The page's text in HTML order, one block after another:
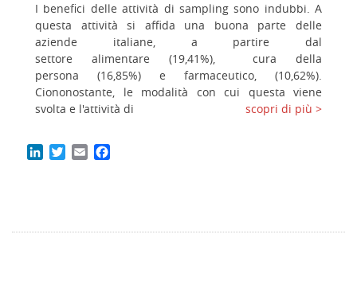
I benefici delle attività di sampling sono indubbi. A
questa attività si affida una buona parte delle
aziende italiane, a partire dal
settore alimentare (19,41%), cura della
persona (16,85%) e farmaceutico, (10,62%).
Ciononostante, le modalità con cui questa viene
svolta e l'attività di
scopri di più >
LinkedInTwitter
Email